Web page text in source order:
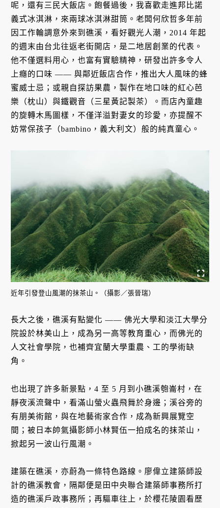
呢，還有三民大飯店。飽餐過後，我喜歡走進邦比諾
義式冰淇淋，來兩球冰淇淋甜筒。老闆何欣哲多年前
因工作輪調意外來到礁溪，看好觀光人潮，2014 年起
的週末由台北往返老街開店，是二地居創業的代表。
他不僅選料用心，也富有實驗精神，研發出許多令人
上癮的口味 —— 與鄰近飯店合作，推出大人風味的蜂
蜜威士忌；或親自探訪果農，製作在地口味的紅心芭
樂（枕山）與鐵觀音（三星黃記製茶）。而店內童趣
的旋轉木馬圖樣，不僅洋溢對妻女的珍愛，亦提醒不
妨常保孩子（bambino，義大利文）般的純真童心。
近年引發登山風潮的抹茶山。（攝影／張晉瑞）
長大之後，礁溪有點變化 —— 佛光大學和淡江大學分
院設於林美山上，成為另一高等教育重心，而佛光的
人文社會學院，也補齊宜蘭大學重農、工的學術缺
角。
也出現了許多新景點，4 至 5 月到小礁溪匏崙村，在
靜夜溪流聲中，看滿山螢火蟲飛舞於身邊；溪谷旁的
有朋美術館，與在地藝術家合作，成為新興展覽空
間；被日本帥氣攝影師小林賢伍一拍成名的抹茶山，
掀起另一波山行風潮。
建築在礁溪，亦蔚為一條特色路線。廖偉立建築師設
計的礁溪教會，隔鄰便是田中央聯合建築師事務所打
造的礁溪戶政事務所；再驅車往上，於櫻花陵園看歷